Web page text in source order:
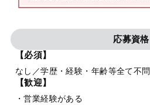
応募資格
【必須】
なし／学歴・経験・年齢等全て不問
【歓迎】
・営業経験がある